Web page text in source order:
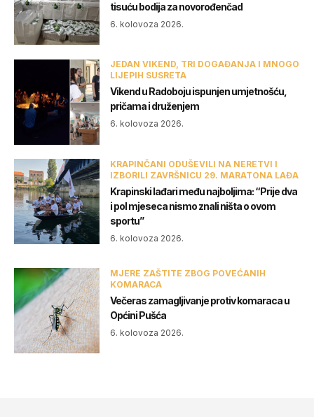
tisuću bodija za novorođenčad
6. kolovoza 2026.
JEDAN VIKEND, TRI DOGAĐANJA I MNOGO
LIJEPIH SUSRETA
Vikend u Radoboju ispunjen umjetnošću,
pričama i druženjem
6. kolovoza 2026.
KRAPINČANI ODUŠEVILI NA NERETVI I
IZBORILI ZAVRŠNICU 29. MARATONA LAĐA
Krapinski lađari među najboljima: “Prije dva
i pol mjeseca nismo znali ništa o ovom
sportu”
6. kolovoza 2026.
MJERE ZAŠTITE ZBOG POVEĆANIH
KOMARACA
Večeras zamagljivanje protiv komaraca u
Općini Pušća
6. kolovoza 2026.